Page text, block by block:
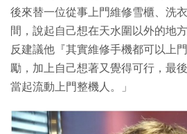
後來替一位從事上門維修雪櫃、洗
間，說起自己想在天水圍以外的地
反建議他『其實維修手機都可以上
勵，加上自己想著又覺得可行，最
當起流動上門整機人。」